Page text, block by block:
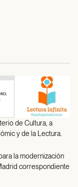
de Cultura, a
y de la Lectura.
la modernización
correspondiente